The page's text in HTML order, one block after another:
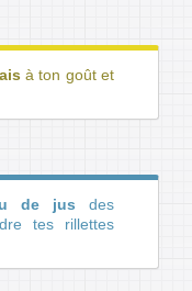
à ton goût et
de jus des
tes rillettes